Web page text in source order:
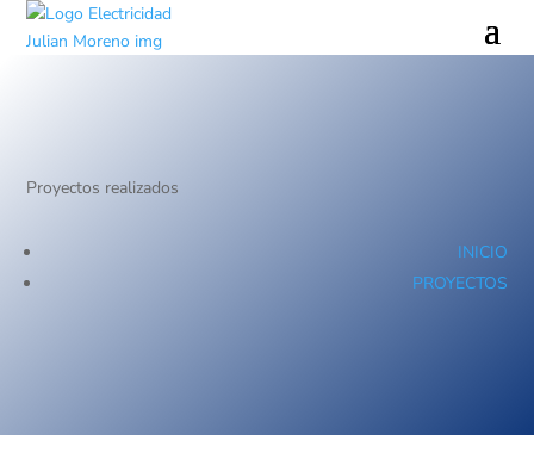
Proyectos realizados
INICIO
PROYECTOS